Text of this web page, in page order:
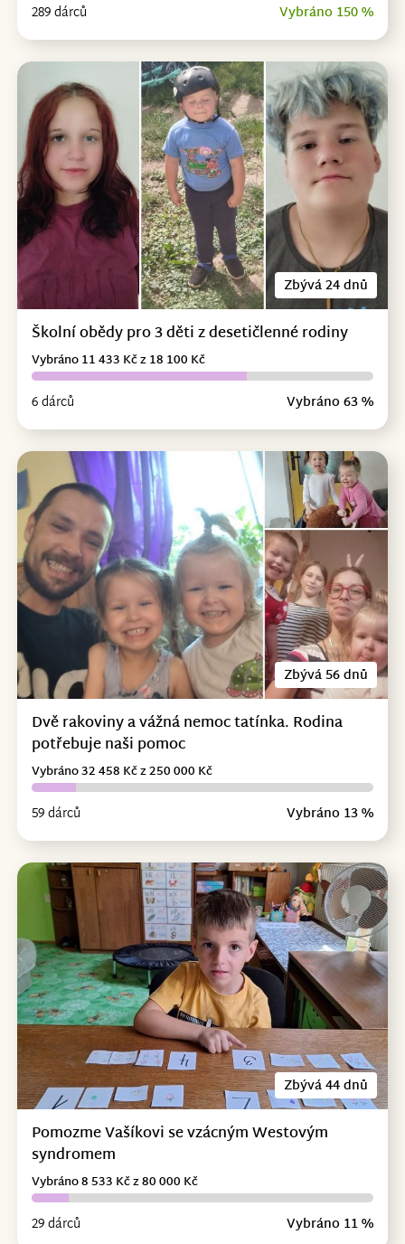
289 dárců Vybráno 150 %
Zbývá 24 dnů
Školní obědy pro 3 děti z desetičlenné rodiny
6 dárců Vybráno 63 %
Vybráno 11 433 Kč z 18 100 Kč
Zbývá 56 dnů
Dvě rakoviny a vážná nemoc tatínka. Rodina
potřebuje naši pomoc
59 dárců Vybráno 13 %
Vybráno 32 458 Kč z 250 000 Kč
Zbývá 44 dnů
Pomozme Vašíkovi se vzácným Westovým
syndromem
29 dárců Vybráno 11 %
Vybráno 8 533 Kč z 80 000 Kč